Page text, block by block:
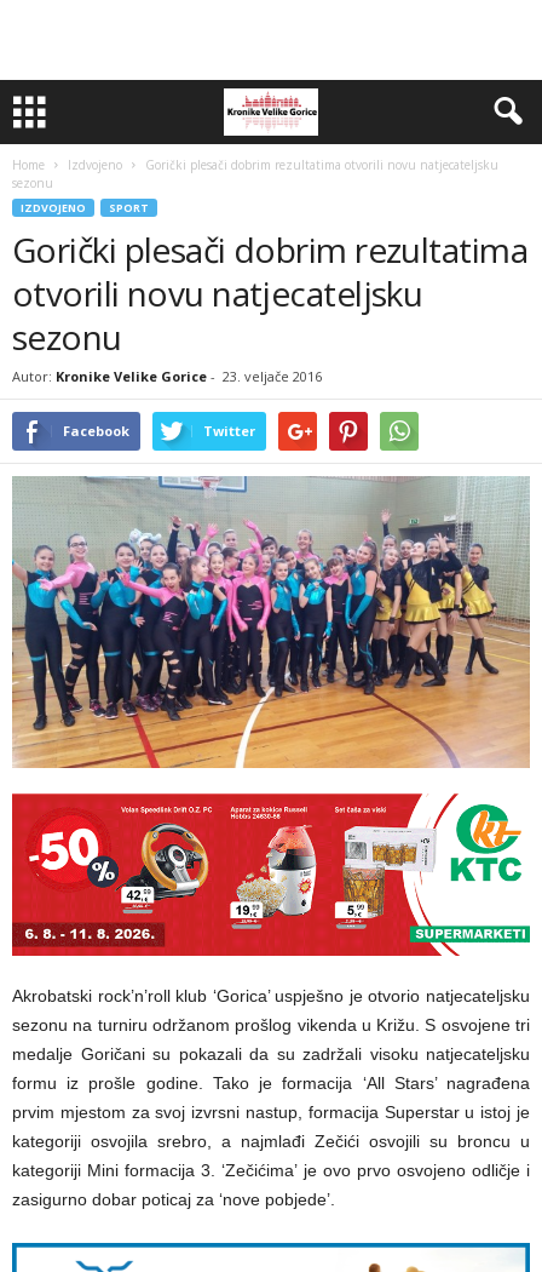
Home Izdvojeno
Gorički plesači dobrim rezultatima otvorili novu natjecateljsku
sezonu
IZDVOJENO SPORT
Gorički plesači dobrim rezultatima
otvorili novu natjecateljsku
sezonu
Autor: Kronike Velike Gorice - 23. veljače 2016
Facebook Twitter
Akrobatski rock’n’roll klub ‘Gorica’ uspješno je otvorio natjecateljsku
sezonu na turniru održanom prošlog vikenda u Križu. S osvojene tri
medalje Goričani su pokazali da su zadržali visoku natjecateljsku
formu iz prošle godine. Tako je formacija ‘All Stars’ nagrađena
prvim mjestom za svoj izvrsni nastup, formacija Superstar u istoj je
kategoriji osvojila srebro, a najmlađi Zečići osvojili su broncu u
kategoriji Mini formacija 3. ‘Zečićima’ je ovo prvo osvojeno odličje i
zasigurno dobar poticaj za ‘nove pobjede’.